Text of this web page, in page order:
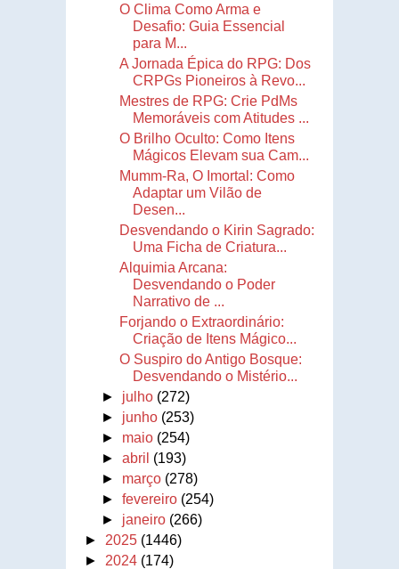
O Clima Como Arma e
Desafio: Guia Essencial
para M...
A Jornada Épica do RPG: Dos
CRPGs Pioneiros à Revo...
Mestres de RPG: Crie PdMs
Memoráveis com Atitudes ...
O Brilho Oculto: Como Itens
Mágicos Elevam sua Cam...
Mumm-Ra, O Imortal: Como
Adaptar um Vilão de
Desen...
Desvendando o Kirin Sagrado:
Uma Ficha de Criatura...
Alquimia Arcana:
Desvendando o Poder
Narrativo de ...
Forjando o Extraordinário:
Criação de Itens Mágico...
O Suspiro do Antigo Bosque:
Desvendando o Mistério...
► julho (272)
► junho (253)
► maio (254)
►abril (193)
► março (278)
►fevereiro (254)
► janeiro (266)
► 2025 (1446)
► 2024 (174)